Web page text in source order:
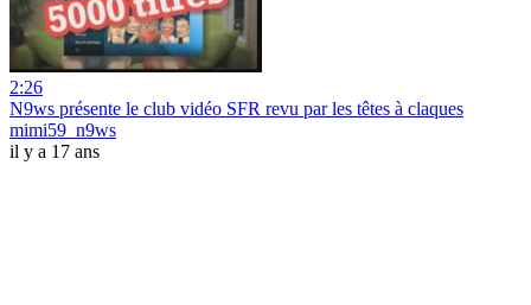
2:26
N9ws présente le club vidéo SFR revu par les têtes à claques
mimi59_n9ws
il y a 17 ans